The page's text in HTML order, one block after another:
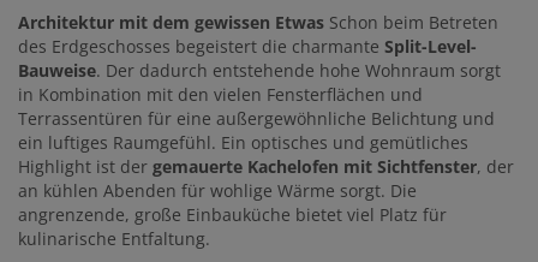
Architektur mit dem gewissen Etwas Schon beim Betreten
des Erdgeschosses begeistert die charmante Split-Level-
Bauweise. Der dadurch entstehende hohe Wohnraum sorgt
in Kombination mit den vielen Fensterflächen und
Terrassentüren für eine außergewöhnliche Belichtung und
ein luftiges Raumgefühl. Ein optisches und gemütliches
Highlight ist der gemauerte Kachelofen mit Sichtfenster, der
an kühlen Abenden für wohlige Wärme sorgt. Die
angrenzende, große Einbauküche bietet viel Platz für
kulinarische Entfaltung.